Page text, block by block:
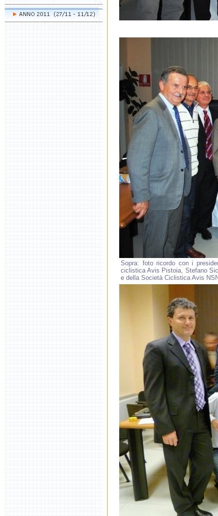
Sopra: foto ricordo con i
ciclistica Avis Pistoia, Stefano
e della Società Ciclistica Avis